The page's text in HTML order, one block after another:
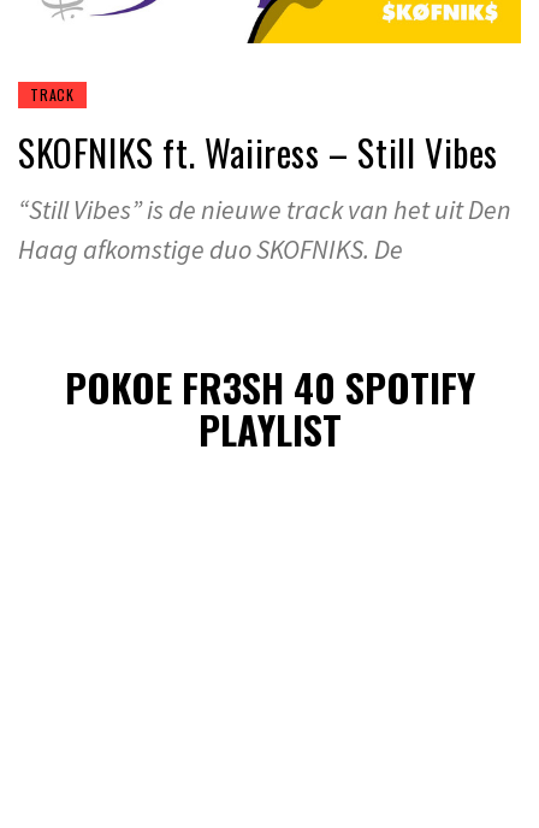
TRACK
SKOFNIKS ft. Waiiress – Still Vibes
“Still Vibes” is de nieuwe track van het uit Den
Haag afkomstige duo SKOFNIKS. De
POKOE FR3SH 40 SPOTIFY
PLAYLIST